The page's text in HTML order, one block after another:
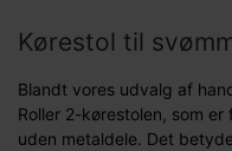
Kørestol til
Blandt vores udvalg af
Roller 2-kørestolen, som
uden metaldele. Det